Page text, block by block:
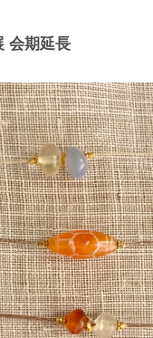
会期延長